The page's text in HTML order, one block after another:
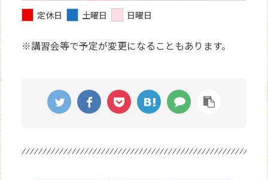
定休日 土曜日 日曜日
※講習会等で予定が変更になることもあります。